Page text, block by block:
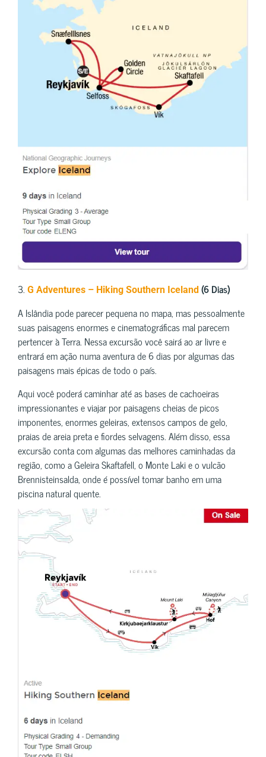
3. G Adventures – Hiking Southern Iceland (6 Dias)
A Islândia pode parecer pequena no mapa, mas pessoalmente
suas paisagens enormes e cinematográficas mal parecem
pertencer à Terra. Nessa excursão você sairá ao ar livre e
entrará em ação numa aventura de 6 dias por algumas das
paisagens mais épicas de todo o país.
Aqui você poderá caminhar até as bases de cachoeiras
impressionantes e viajar por paisagens cheias de picos
imponentes, enormes geleiras, extensos campos de gelo,
praias de areia preta e fiordes selvagens. Além disso, essa
excursão conta com algumas das melhores caminhadas da
região, como a Geleira Skaftafell, o Monte Laki e o vulcão
Brennisteinsalda, onde é possível tomar banho em uma
piscina natural quente.